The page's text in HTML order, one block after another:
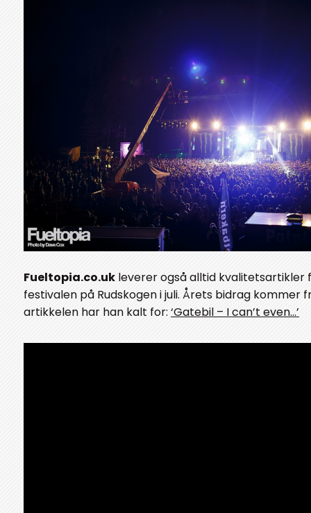
Fueltopia.co.uk leverer også alltid kvalitetsartikler
festivalen på Rudskogen i juli. Årets bidrag kommer
artikkelen har han kalt for: ‘Gatebil – I can’t even…’